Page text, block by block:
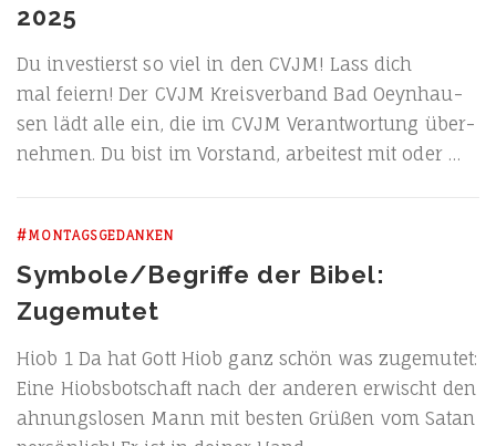
2025
Du inves­tierst so viel in den CVJM! Lass dich
mal fei­ern! Der CVJM Kreis­ver­band Bad Oeyn­hau­
sen lädt alle ein, die im CVJM Ver­ant­wor­tung über­
neh­men. Du bist im Vor­stand, arbei­test mit oder …
#MONTAGSGEDANKEN
Symbole/Begriffe der Bibel:
Zugemutet
Hiob 1 Da hat Gott Hiob ganz schön was zuge­mu­tet:
Eine Hiobs­bot­schaft nach der ande­ren erwischt den
ahnungs­lo­sen Mann mit bes­ten Grü­ßen vom Satan